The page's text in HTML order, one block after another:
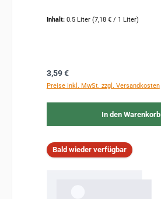
Inhalt: 0.5 Liter (7,18 € / 1 Liter)
Regulärer Preis:
3,59 €
Preise inkl. MwSt. zzgl. Versandkosten
In den Warenkorb
Bald wieder verfügbar